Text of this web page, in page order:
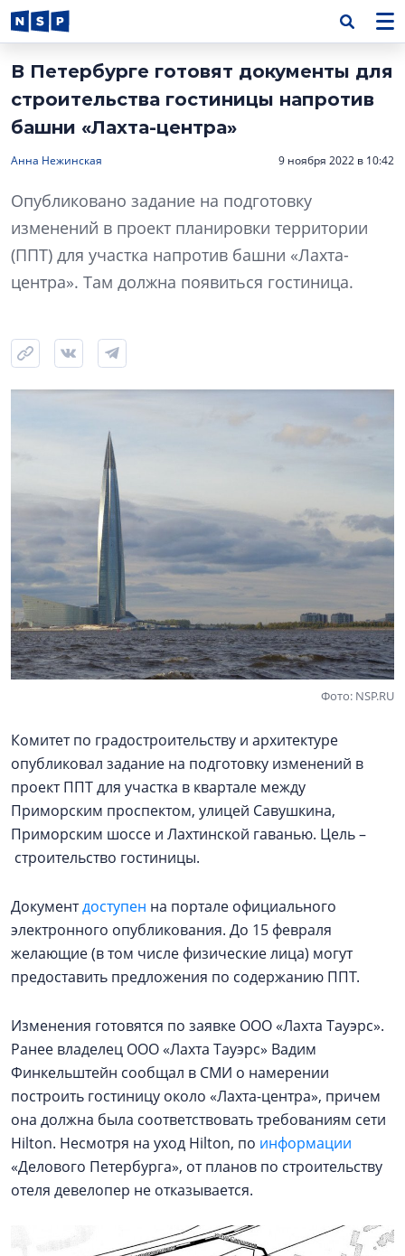
В Петербурге готовят документы для
строительства гостиницы напротив
башни «Лахта-центра»
Анна Нежинская 9 ноября 2022 в 10:42
Опубликовано задание на подготовку
изменений в проект планировки территории
(ППТ) для участка напротив башни «Лахта-
центра». Там должна появиться гостиница.
Фото: NSP.RU
Комитет по градостроительству и архитектуре
опубликовал задание на подготовку изменений в
проект ППТ для участка в квартале между
Приморским проспектом, улицей Савушкина,
Приморским шоссе и Лахтинской гаванью. Цель –
строительство гостиницы.
Документдоступен на портале официального
электронного опубликования. До 15 февраля
желающие (в том числе физические лица) могут
предоставить предложения по содержанию ППТ.
Изменения готовятся по заявке ООО «Лахта Тауэрс».
Ранее владелец ООО «Лахта Тауэрс» Вадим
Финкельштейн сообщал в СМИ о намерении
построить гостиницу около «Лахта-центра», причем
она должна была соответствовать требованиям сети
Hilton. Несмотря на уход Hilton, по информации
«Делового Петербурга», от планов по строительству
отеля девелопер не отказывается.